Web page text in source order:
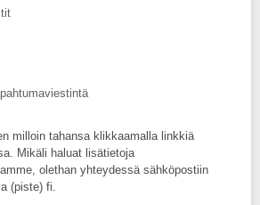
milloin tahansa klikkaamalla linkkiä
Mikäli haluat lisätietoja
olethan yhteydessä sähköpostiin
(piste) fi.